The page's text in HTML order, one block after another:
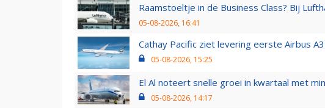
Raamstoeltje in de Business Class? Bij
05-08-2026, 16:41
Cathay Pacific ziet levering eerste Airbus
05-08-2026, 15:25
El Al noteert snelle groei in kwartaal met
05-08-2026, 14:17